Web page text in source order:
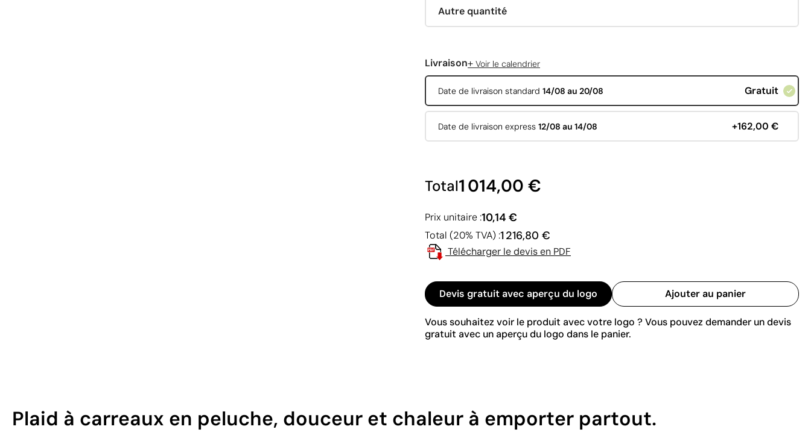
Autre quantité
Livraison+ Voir le calendrier
Date de livraison standard 14/08 au 20/08 Gratuit
Date de livraison express 12/08 au 14/08 +162,00 €
Total1 014,00 €
Prix unitaire :10,14 €
Total (20% TVA) :1 216,80 €
Télécharger le devis en PDF
Devis gratuit avec aperçu du logo Ajouter au panier
Vous souhaitez voir le produit avec votre logo ? Vous pouvez demander un devis
gratuit avec un aperçu du logo dans le panier.
Plaid à carreaux en peluche, douceur et chaleur à emporter partout.